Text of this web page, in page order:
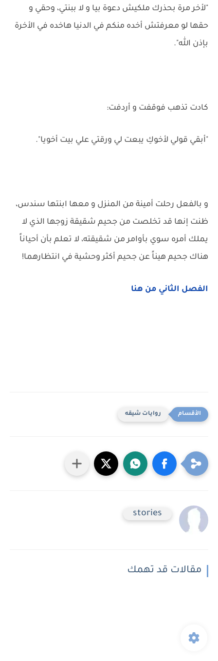
"لأخر مرة بحذرك ملكيش دعوة بيا و لا ببنتي، وحقي و
حقها لو معرفتش أخده منكم في الدنيا هاخده في الأخرة
بإذن الله".
كادت تذهب فوقفت و أردفت:
"أبقي قولي لأخوكِ يبعت لي ورقتي علي بيت أخويا".
و بالفعل رحلت أمينة من المنزل و معها ابنتها سندس،
ظنت إنها قد تخلصت من جحيم شقيقة زوجها الذي لا
يملك أمره سوي بأوامر من شقيقته، لا تعلم بأن أحياناً
هناك جحيم هيناً عن جحيم أكثر وحشية في انتظارهما!
الفصل الثاني من هنا
روايات شيقه
stories
مقالات قد تهمك